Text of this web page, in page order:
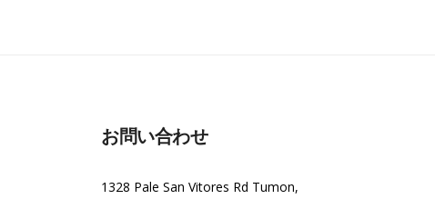
お問い合わせ
1328 Pale San Vitores Rd Tumon,